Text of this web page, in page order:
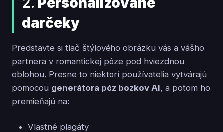
darčeky
Predstavte si tlač štýlového obrázku vás a vášho
partnera v romantickej póze pod hviezdnou
oblohou. Presne to niektorí používatelia vytvárajú
pomocou generátora póz bozkov AI, a potom ho
premieňajú na:
Vlastné plagáty